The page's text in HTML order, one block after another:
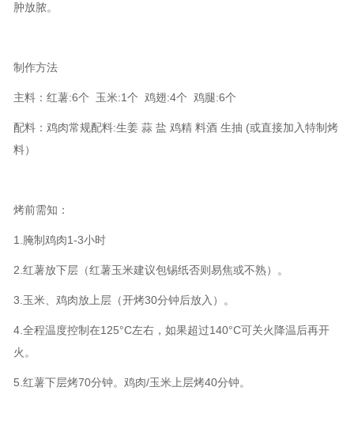
肿放脓。
制作方法
主料：红薯:6个 玉米:1个 鸡翅:4个 鸡腿:6个
配料：鸡肉常规配料:生姜 蒜 盐 鸡精 料酒 生抽 (或直接加入特制烤
料）
烤前需知：
1.腌制鸡肉1-3小时
2.红薯放下层（红薯玉米建议包锡纸否则易焦或不熟）。
3.玉米、鸡肉放上层（开烤30分钟后放入）。
4.全程温度控制在125°C左右，如果超过140°C可关火降温后再开
火。
5.红薯下层烤70分钟。鸡肉/玉米上层烤40分钟。